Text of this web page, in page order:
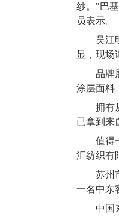
纱。"巴
员表示。
吴江
显，现场
品牌
涂层面料
拥有
已拿到来
值得
汇纺织有
苏州
一名中东
中国